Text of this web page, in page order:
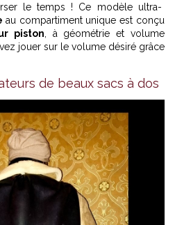
le temps ! Ce modèle ultra-
au compartiment unique est conçu
piston , à géométrie et volume
jouer sur le volume désiré grâce
de beaux sacs à dos